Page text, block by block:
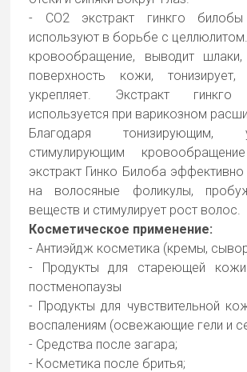
- СО2 экстракт гинкго билобы
используют в борьбе с
кровообращение, выводит шлаки,
поверхность кожи, тонизирует,
укрепляет. Экстракт гинкго
используется при варикозном
Благодаря тонизирующим,
стимулирующим
экстракт Гинко Билоба эффективно
на волосяные фоликулы,
веществ и стимулирует рост волос.
Косметическое применение:
- Антиэйдж косметика (кремы,
- Продукты для стареющей
постменопаузы
- Продукты для чувствительной
воспалениям (освежающие гели и
- Средства после загара;
- Косметика после бритья;